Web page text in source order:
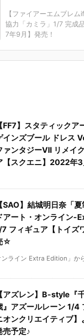
【ファイアーエムブレ
協力「カミラ」1/7 完成
7年9月】発売！
【FF7】スタティックア
インズブール ドレス
ァンタジーVII リメイ
【スクエニ】2022年3
【SAO】結城明日奈「
アート・オンライン-
7 フィギュア【トイズ
☆
ンライン Extra Edition」か
【アズレン】B-style『
』アズールレーン 1/4
オンクリエイティブ
売予定♪